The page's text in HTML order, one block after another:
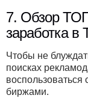
7. Обзор
заработка в
Чтобы не
поисках
биржами.